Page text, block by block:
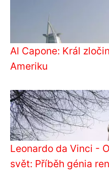
Al Capone: Král
Ameriku
Leonardo da Vinci -
svět: Příběh génia